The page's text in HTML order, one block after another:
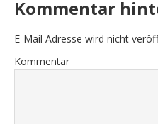
Kommentar
E-Mail Adresse wird nicht
Kommentar